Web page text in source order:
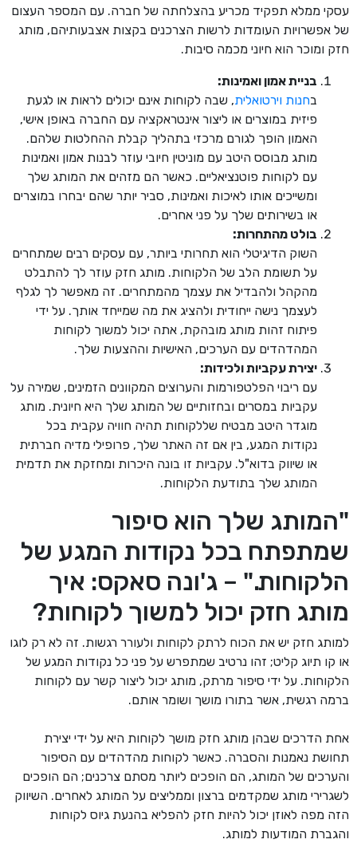
עסקי ממלא תפקיד מכריע בהצלחתה של חברה. עם המספר העצום
של אפשרויות העומדות לרשות הצרכנים בקצות אצבעותיהם, מותג
חזק ומוכר הוא חיוני מכמה סיבות.
בניית אמון ואמינות:
בחנות וירטואלית, שבה לקוחות אינם יכולים לראות או לגעת
פיזית במוצרים או ליצור אינטראקציה עם החברה באופן אישי,
האמון הופך לגורם מרכזי בתהליך קבלת ההחלטות שלהם.
מותג מבוסס היטב עם מוניטין חיובי עוזר לבנות אמון ואמינות
עם לקוחות פוטנציאליים. כאשר הם מזהים את המותג שלך
ומשייכים אותו לאיכות ואמינות, סביר יותר שהם יבחרו במוצרים
או בשירותים שלך על פני אחרים.
בולט מהתחרות:
השוק הדיגיטלי הוא תחרותי ביותר, עם עסקים רבים שמתחרים
על תשומת הלב של הלקוחות. מותג חזק עוזר לך להתבלט
מהקהל ולהבדיל את עצמך מהמתחרים. זה מאפשר לך לגלף
לעצמך נישה ייחודית ולהציג את מה שמייחד אותך. על ידי
פיתוח זהות מותג מובהקת, אתה יכול למשוך לקוחות
המהדהדים עם הערכים, האישיות וההצעות שלך.
יצירת עקביות ולכידות:
עם ריבוי הפלטפורמות והערוצים המקוונים הזמינים, שמירה על
עקביות במסרים ובחזותיים של המותג שלך היא חיונית. מותג
מוגדר היטב מבטיח שללקוחות תהיה חוויה עקבית בכל
נקודות המגע, בין אם זה האתר שלך, פרופילי מדיה חברתית
או שיווק בדוא"ל. עקביות זו בונה היכרות ומחזקת את תדמית
המותג שלך בתודעת הלקוחות.
"המותג שלך הוא סיפור
שמתפתח בכל נקודות המגע של
הלקוחות." – ג'ונה סאקס: איך
מותג חזק יכול למשוך לקוחות?
למותג חזק יש את הכוח לרתק לקוחות ולעורר רגשות. זה לא רק לוגו
או קו תיוג קליט; זהו נרטיב שמתפרש על פני כל נקודות המגע של
הלקוחות. על ידי סיפור מרתק, מותג יכול ליצור קשר עם לקוחות
ברמה רגשית, אשר בתורו מושך ושומר אותם.
אחת הדרכים שבהן מותג חזק מושך לקוחות היא על ידי יצירת
תחושת נאמנות והסברה. כאשר לקוחות מהדהדים עם הסיפור
והערכים של המותג, הם הופכים ליותר מסתם צרכנים; הם הופכים
לשגרירי מותג שמקדמים ברצון וממליצים על המותג לאחרים. השיווק
הזה מפה לאוזן יכול להיות חזק להפליא בהנעת גיוס לקוחות
והגברת המודעות למותג.